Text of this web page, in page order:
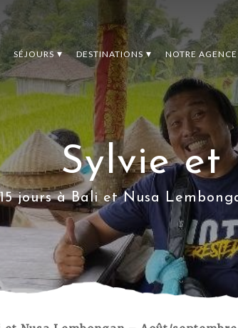
SÉJOURS DESTINATIONS NOTRE AGENCE
Sylvie et
jours à Bali et Nusa